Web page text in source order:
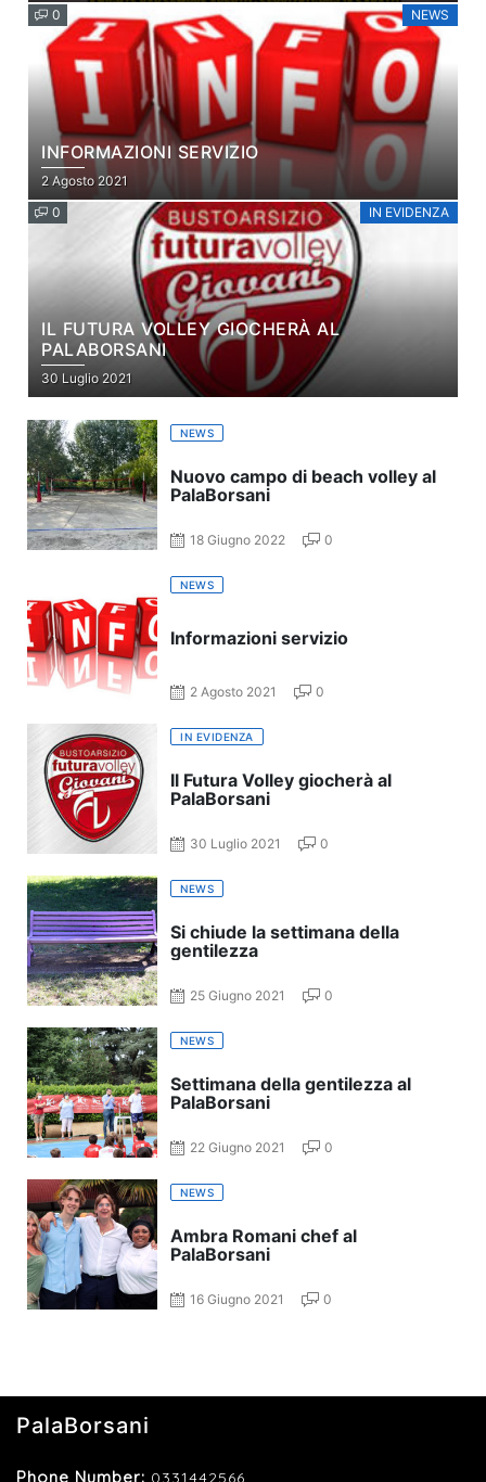
0
NEWS
INFORMAZIONI SERVIZIO
2 Agosto 2021
0
IN EVIDENZA
IL FUTURA VOLLEY GIOCHERÀ AL
PALABORSANI
30 Luglio 2021
NEWS
Nuovo campo di beach volley al
PalaBorsani
18 Giugno 2022 0
NEWS
Informazioni servizio
2 Agosto 2021 0
IN EVIDENZA
Il Futura Volley giocherà al
PalaBorsani
30 Luglio 2021 0
NEWS
Si chiude la settimana della
gentilezza
25 Giugno 2021 0
NEWS
Settimana della gentilezza al
PalaBorsani
22 Giugno 2021 0
NEWS
Ambra Romani chef al
PalaBorsani
16 Giugno 2021 0
PalaBorsani
Phone Number: 0331442566